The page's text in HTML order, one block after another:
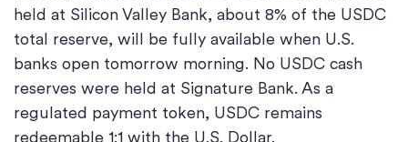
held at Silicon Valley Bank, about 8% of the USDC
total reserve, will be fully available when U.S.
banks open tomorrow morning. No USDC cash
reserves were held at Signature Bank. As a
regulated payment token, USDC remains
redeemable 1:1 with the U.S. Dollar.